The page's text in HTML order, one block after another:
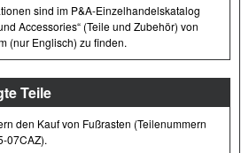
sind im P&A-Einzelhandelskatalog
Accessories“ (Teile und Zubehör) von
(nur Englisch) zu finden.
Teile
den Kauf von Fußrasten (Teilenummern
07CAZ).